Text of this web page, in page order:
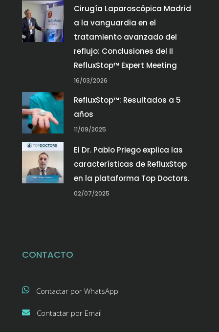
Cirugía Laparoscópica Madrid
a la vanguardia en el
tratamiento avanzado del
reflujo: Conclusiones del II
RefluxStop™ Expert Meeting
16/03/2026
RefluxStop™: Resultados a 5
años
11/09/2025
El Dr. Pablo Priego explica las
características de RefluxStop
en la plataforma Top Doctors.
02/07/2025
CONTACTO
Contactar por WhatsApp
Contactar por Email